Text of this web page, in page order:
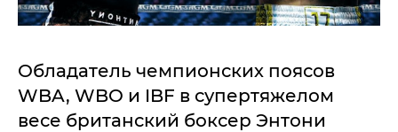
Обладатель чемпионских поясов
WBA, WBO и IBF в супертяжелом
весе британский боксер Энтони